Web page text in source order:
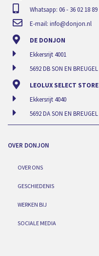
Whatsapp: 06 - 36 02 18 89
E-mail: info@donjon.nl
DE DONJON
Ekkersrijt 4001
5692 DB SON EN BREUGEL
LEOLUX SELECT STORE
Ekkersrijt 4040
5692 DA SON EN BREUGEL
OVER DONJON
OVER ONS
GESCHIEDENIS
WERKEN BIJ
SOCIALE MEDIA